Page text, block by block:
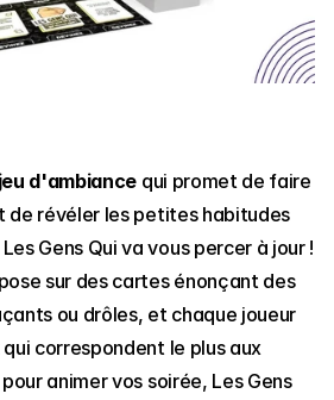
jeu d'ambiance qui promet de faire
de révéler les petites habitudes
Gens Qui va vous percer à jour !
sur des cartes énonçant des
ou drôles, et chaque joueur
correspondent le plus aux
animer vos soirée, Les Gens